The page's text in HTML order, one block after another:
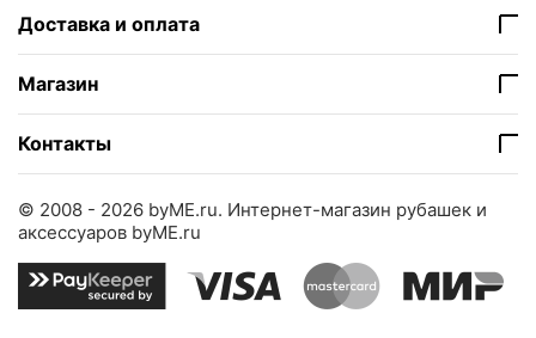
Доставка и оплата
Магазин
Контакты
© 2008 - 2026 byME.ru. Интернет-магазин рубашек и
аксессуаров byME.ru